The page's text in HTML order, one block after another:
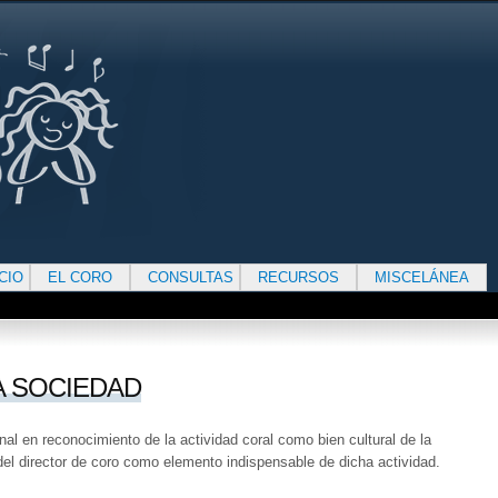
SOCIEDAD
en reconocimiento de la actividad coral como bien cultural de la
director de coro como elemento indispensable de dicha actividad.
EL CORO CONSULTAS RECURSOS MISCELÁNEA